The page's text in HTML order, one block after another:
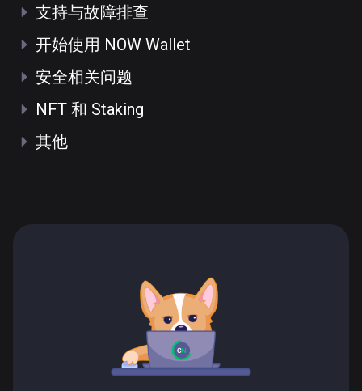
支持与故障排查
开始使用 NOW Wallet
安全相关问题
NFT 和 Staking
其他